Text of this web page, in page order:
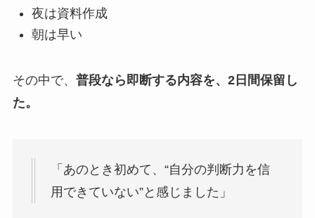
夜は資料作成
朝は早い
その中で、 普段なら即断する内容を、2日間保留し
た。
「あのとき初めて、“自分の判断力を信
用できていない”と感じました」